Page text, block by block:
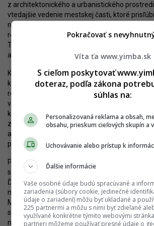
z architektonického a urbanistického
vtedajšie vedenie mestskej časti, ktoré
nielen Panenskej, ale celého okolia, pripraví
revitalizáciu – prvý bratislavský manuál
Tento manuál začal skutočne v spolupráci s
a lokálnou komunitou vznikať.
Kombinácia objektívnych procesov a
k postupnému odsúvaniu schválenia manuálu
realizačného projektu, v tejto chvíli je však na
všetko pripravené. Je pravdepodobné, že keby
k rozhodnutiu robiť manuál, Panenská by bola
zrekonštruovaná. Nové riešenie by ale mohlo
a hodné dlhšieho čakania. Konkrétnu
pripravil opäť Ateliér Urban.
Pre Staré Mesto ide zároveň o prvý z
skvalitňovanie verejného priestoru na úrovni
Ďalším má byť revitalizácia tzv. Južného
medzi Hviezdoslavovym námestím, Gorkého a
Mestská časť je údajne tesne pred vyhlásením
súťaže na riešenie niektorých kľúčových
návrh pre celú zónu. Príprave súťaže
Víta ťa www.yimba.sk
S cieľom poskytovať
doteraz, podľa zákona
súhlas na:
Personalizovaná reklama a obsah,
obsahu, prieskum cieľových skupín a
Uchovávanie alebo prístup k
Ďalšie informácie
Vaše osobné údaje budú spracúvané a
zariadenia (súbory cookie, jedinečné
údaje o zariadení) môžu byť ukladané a
225 partnermi a môžu s nimi byť zdieľané
využívané konkrétne týmito webovými
partneri môžeme používať presné údaje o
Pokračovať s